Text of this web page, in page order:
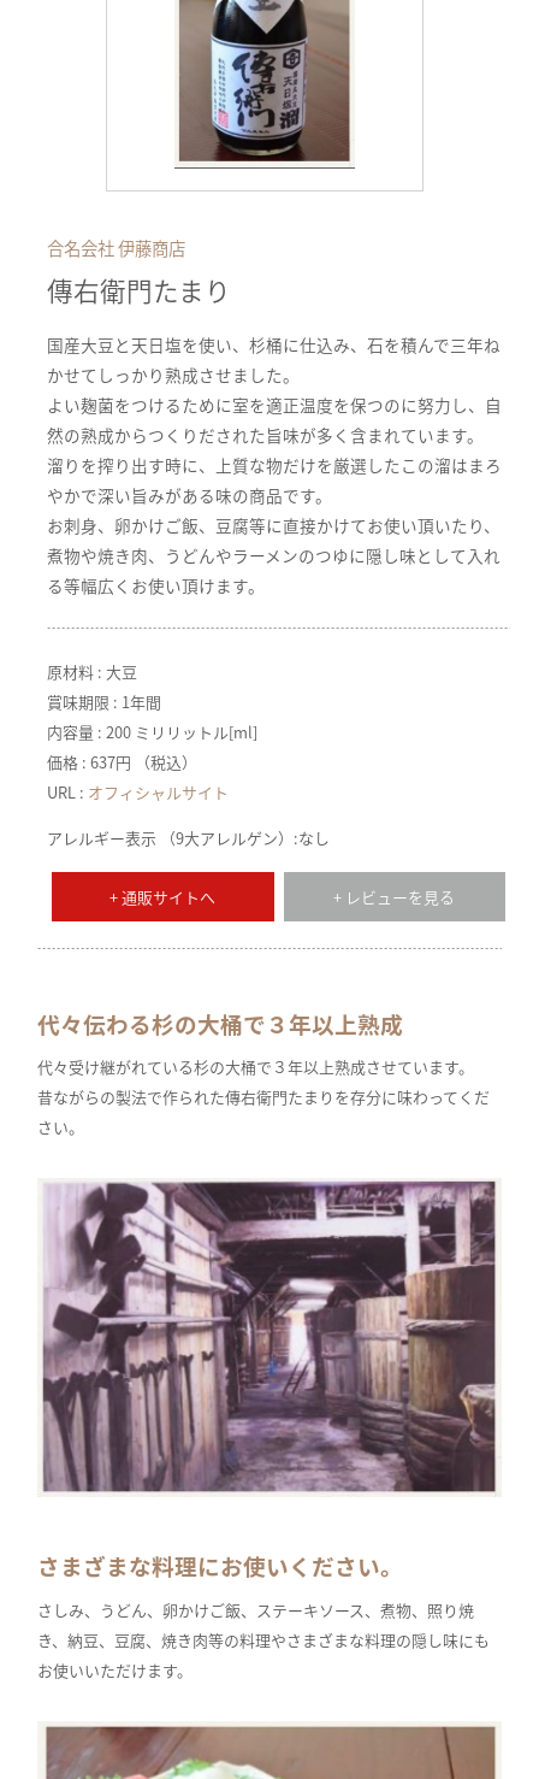
合名会社 伊藤商店
傳右衛門たまり
国産大豆と天日塩を使い、杉桶に仕込み、石を積んで三年ね
かせてしっかり熟成させました。
よい麹菌をつけるために室を適正温度を保つのに努力し、自
然の熟成からつくりだされた旨味が多く含まれています。
溜りを搾り出す時に、上質な物だけを厳選したこの溜はまろ
やかで深い旨みがある味の商品です。
お刺身、卵かけご飯、豆腐等に直接かけてお使い頂いたり、
煮物や焼き肉、うどんやラーメンのつゆに隠し味として入れ
る等幅広くお使い頂けます。
原材料 : 大豆
賞味期限 : 1年間
内容量 : 200 ミリリットル[ml]
価格 : 637円 （税込）
URL : オフィシャルサイト
アレルギー表示 （9大アレルゲン）:なし
+ 通販サイトへ + レビューを見る
代々伝わる杉の大桶で３年以上熟成
代々受け継がれている杉の大桶で３年以上熟成させています。
昔ながらの製法で作られた傳右衛門たまりを存分に味わってくだ
さい。
さまざまな料理にお使いください。
さしみ、うどん、卵かけご飯、ステーキソース、煮物、照り焼
き、納豆、豆腐、焼き肉等の料理やさまざまな料理の隠し味にも
お使いいただけます。